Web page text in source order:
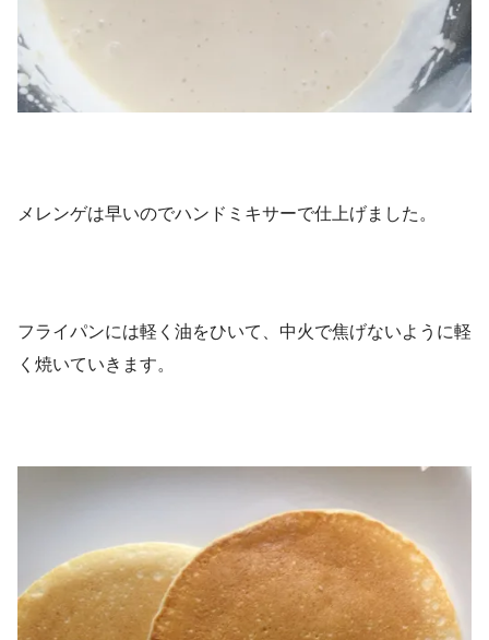
メレンゲは早いのでハンドミキサーで仕上げました。
フライパンには軽く油をひいて、中火で焦げないように軽
く焼いていきます。